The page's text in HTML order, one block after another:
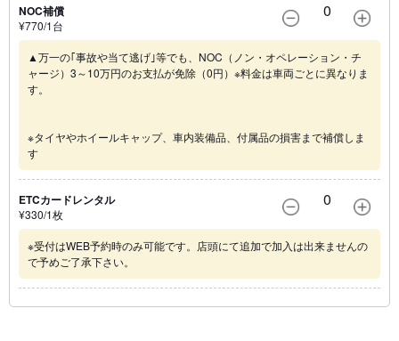
NOC補償
¥770/1台
0
▲万一の｢事故や当て逃げ｣等でも、NOC（ノン・オペレーション・チ
ャージ）3～10万円のお支払が免除（0円）※料金は車両ごとに異なりま
す。
※タイヤやホイールキャップ、車内装備品、付属品の損害まで補償しま
す
ETCカードレンタル
¥330/1枚
0
※受付はWEB予約時のみ可能です。店頭にて追加で加入は出来ませんの
で予めご了承下さい。